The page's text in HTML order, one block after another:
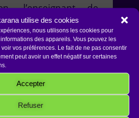
utilise des cookies
nous utilisons les cookies pour
des appareils. Vous pouvez les
vos préférences. Le fait de ne pas consentir
peut avoir un effet négatif sur certaines
Accepter
Refuser
l’enseignant de
transmet deux
maîtres.
me permettent
une énergie de
plus intense
ma santé
la santé de ceux